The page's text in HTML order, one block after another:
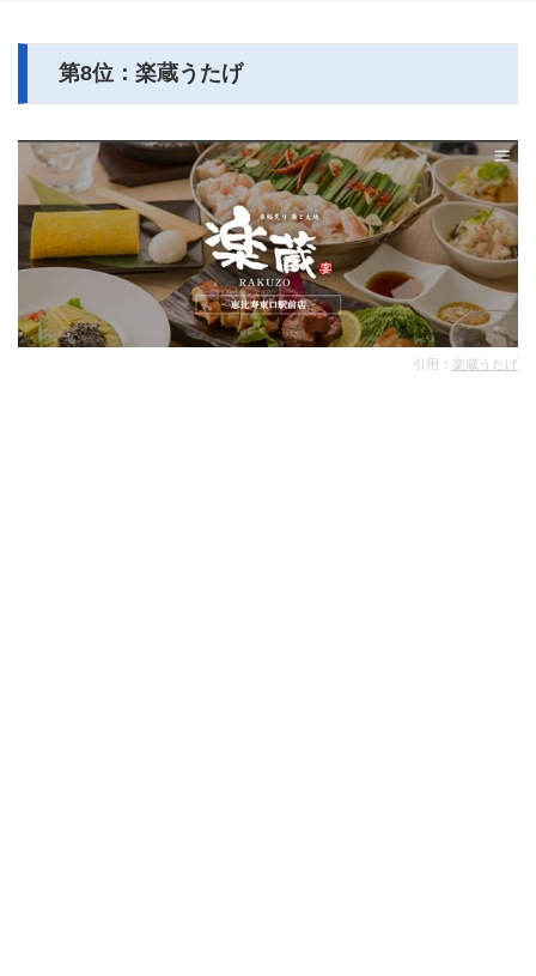
第8位：楽蔵うたげ
引用： 楽蔵うたげ